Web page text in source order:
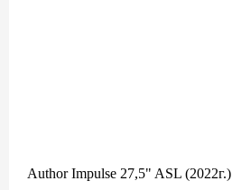
Author Impulse 27,5" ASL (2022г.)